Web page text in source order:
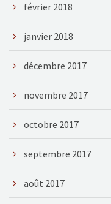
février 2018
janvier 2018
décembre 2017
novembre 2017
octobre 2017
septembre 2017
août 2017